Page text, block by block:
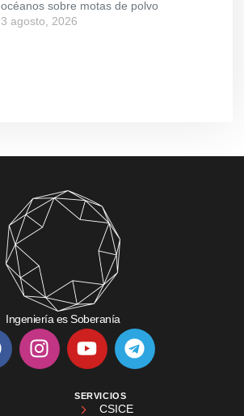
océanos sobre motas de polvo
3 agosto, 2026
Ingeniería es Soberanía
SERVICIOS
CSICE